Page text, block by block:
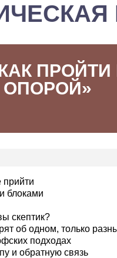
ПРОЙТИ
ОПОРОЙ»
прийти
блоками
скептик?
об одном, только
подходах
и обратную связь